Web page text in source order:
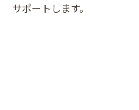
サポートします。